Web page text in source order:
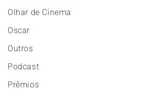
Olhar de Cinema
Oscar
Outros
Podcast
Prêmios